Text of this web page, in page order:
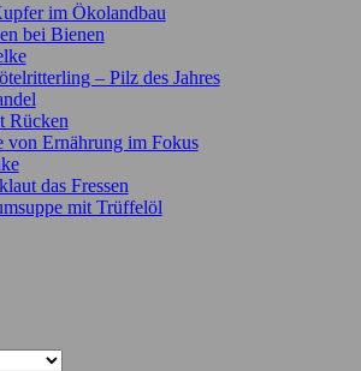
im Ökolandbau
bei Bienen
– Pilz des Jahres
Rücken
von Ernährung im Fokus
das Fressen
mit Trüffelöl